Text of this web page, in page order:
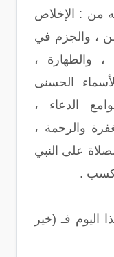
من : الإخلاص
، والجزم في
، والطهارة ،
الحسنى
الدعاء ،
والرحمة ،
على النبي
.
اليوم فـ (خير